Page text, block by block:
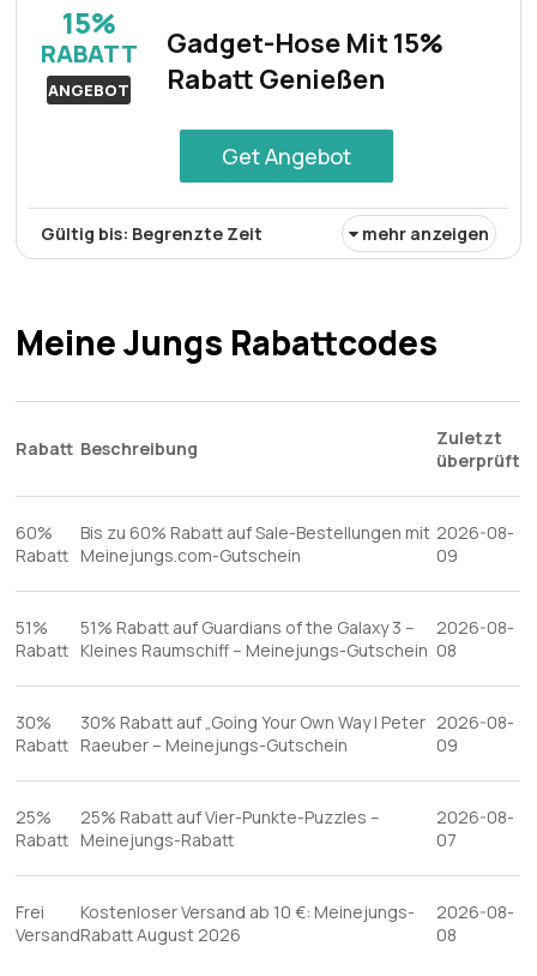
D03 in Rot – eine ausgezeichnete Wahl für alle, die ein
zuverlässiges Alltagswerkzeug benötigen.
15%
RABATT
ANGEBOT
Gadget-Hose Mit 15%
Rabatt Genießen
Get Angebot
Gültig bis: Begrenzte Zeit
mehr anzeigen
Berechtigung:Für alle Kunden
Art des Angebots:Zeitlich begrenztes angebot
Kumulierbar:Nicht mit anderen Aktionen kombinierbar
Meine Jungs Rabattcodes
Rabatt Beschreibung
Zuletzt
überprüft
60%
Rabatt
Bis zu 60% Rabatt auf Sale-Bestellungen mit
Meinejungs.com-Gutschein
2026-08-
09
51%
Rabatt
51% Rabatt auf Guardians of the Galaxy 3 –
Kleines Raumschiff – Meinejungs-Gutschein
2026-08-
08
30%
Rabatt
30% Rabatt auf „Going Your Own Way | Peter
Raeuber – Meinejungs-Gutschein
2026-08-
09
25%
Rabatt
25% Rabatt auf Vier-Punkte-Puzzles –
Meinejungs-Rabatt
2026-08-
07
Frei
Versand
Kostenloser Versand ab 10 €: Meinejungs-
Rabatt August 2026
2026-08-
08